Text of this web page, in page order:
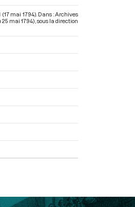
mai 1794). Dans : Archives
mai 1794) , sous la direction